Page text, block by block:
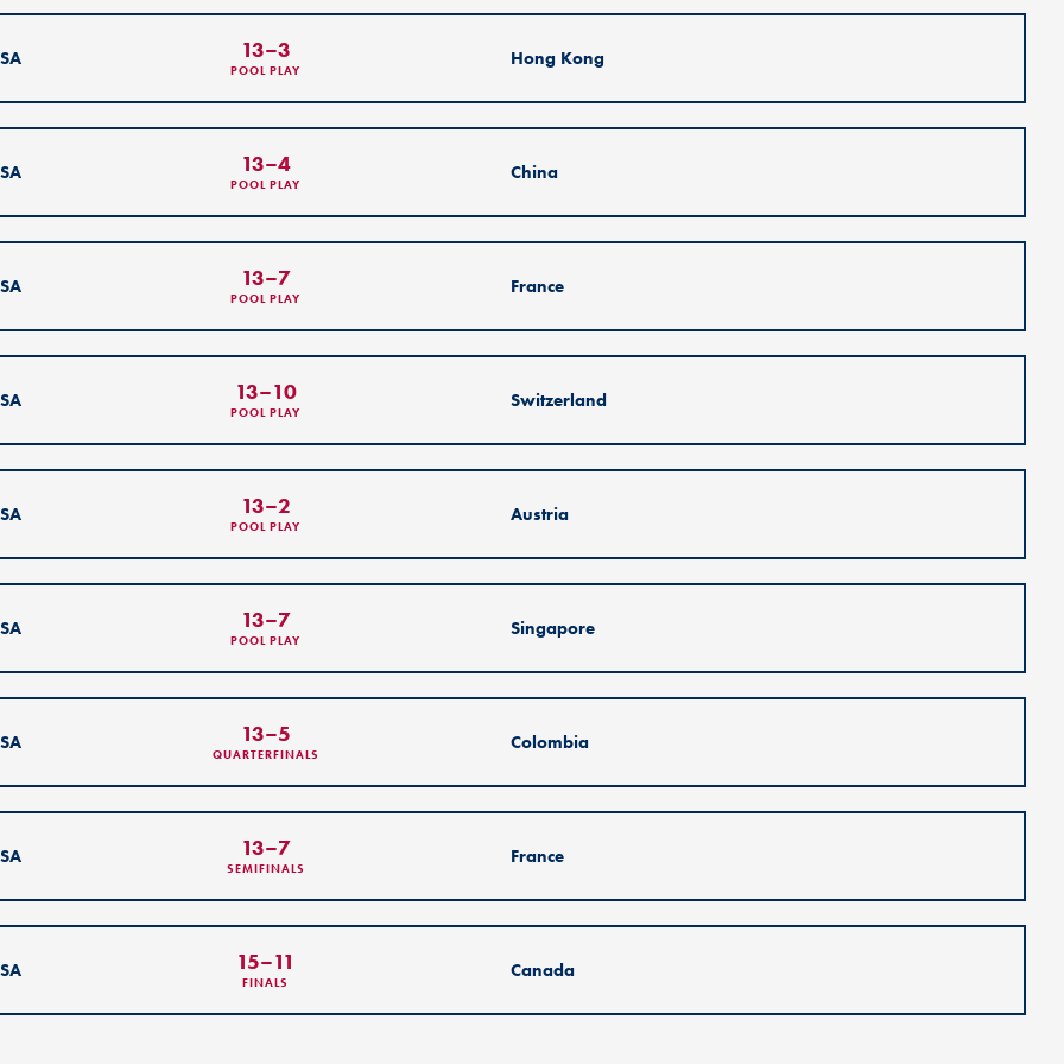
13–3
POOL PLAY
Hong Kong
13–4
POOL PLAY
China
13–7
POOL PLAY
France
13–10
POOL PLAY
Switzerland
13–2
POOL PLAY
Austria
13–7
POOL PLAY
Singapore
13–5
QUARTERFINALS
Colombia
13–7
SEMIFINALS
France
15–11
FINALS
Canada